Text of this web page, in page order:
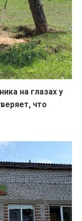
на глазах у
что